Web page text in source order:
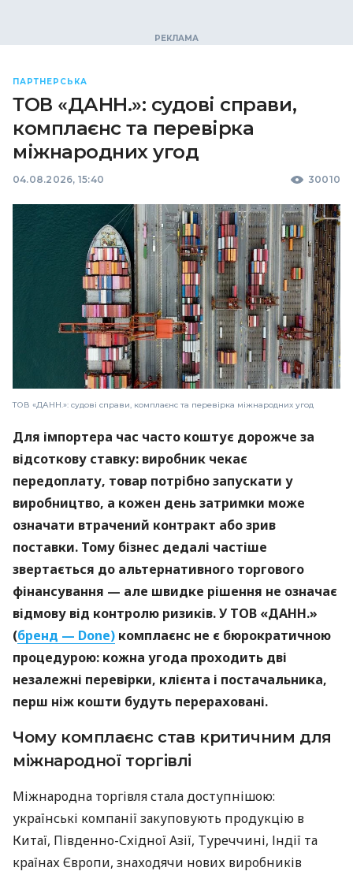
ПАРТНЕРСЬКА
ТОВ «ДАНН.»: судові справи,
комплаєнс та перевірка
міжнародних угод
04.08.2026, 15:40 30010
ТОВ «ДАНН.»: судові справи, комплаєнс та перевірка міжнародних угод
Для імпортера час часто коштує дорожче за
відсоткову ставку: виробник чекає
передоплату, товар потрібно запускати у
виробництво, а кожен день затримки може
означати втрачений контракт або зрив
поставки. Тому бізнес дедалі частіше
звертається до альтернативного торгового
фінансування — але швидке рішення не означає
відмову від контролю ризиків. У ТОВ «ДАНН.»
(бренд — Done) комплаєнс не є бюрократичною
процедурою: кожна угода проходить дві
незалежні перевірки, клієнта і постачальника,
перш ніж кошти будуть перераховані.
Чому комплаєнс став критичним для
міжнародної торгівлі
Міжнародна торгівля стала доступнішою:
українські компанії закуповують продукцію в
Китаї, Південно-Східної Азії, Туреччині, Індії та
країнах Європи, знаходячи нових виробників